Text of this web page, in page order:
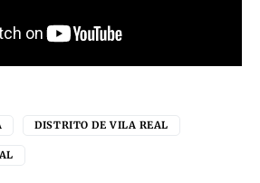
DISTRITO DE VILA REAL